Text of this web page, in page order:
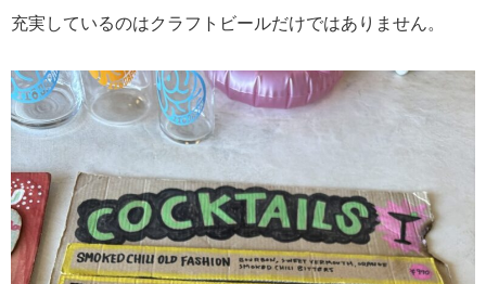
充実しているのはクラフトビールだけではありません。